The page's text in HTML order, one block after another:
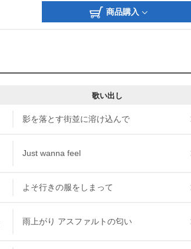
商品購入
歌い出し
影を落とす街並に溶け込んで
Just wanna feel
よそ行きの服をしまって
雨上がり アスファルトの匂い